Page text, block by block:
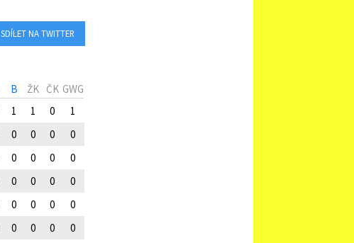
SDÍLET NA TWITTER
B ŽK ČK GWG
1 1 0
1
0 0 0
0
0 0 0
0
0 0 0
0
0 0 0
0
0 0 0
0